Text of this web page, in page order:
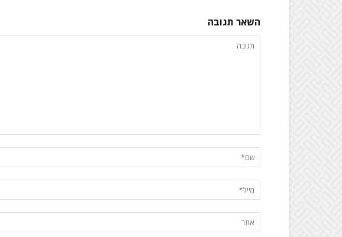
השאר תגובה